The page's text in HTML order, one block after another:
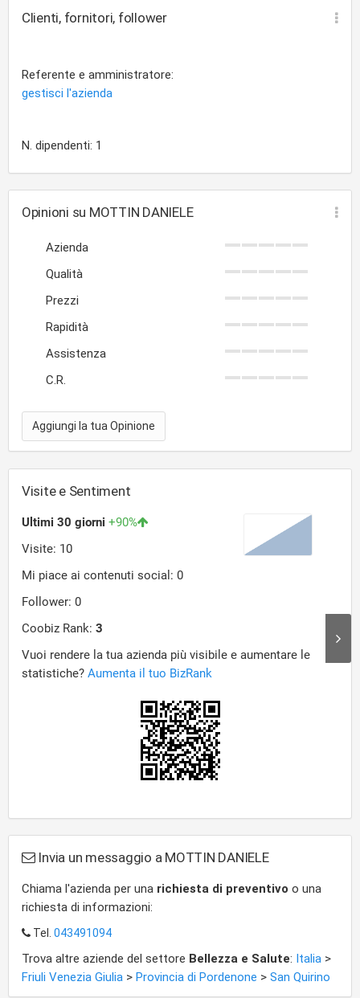
Clienti, fornitori, follower
Referente e amministratore:
gestisci l'azienda
N. dipendenti: 1
Opinioni su MOTTIN DANIELE
Azienda
Qualità
Prezzi
Rapidità
Assistenza
C.R.
Aggiungi la tua Opinione
Visite e Sentiment
Invia un messaggio a MOTTIN DANIELE
Chiama l'azienda per una richiesta di preventivo o una
richiesta di informazioni:
Tel. 043491094
Trova altre aziende del settore Bellezza e Salute: Italia >
Friuli Venezia Giulia > Provincia di Pordenone > San Quirino